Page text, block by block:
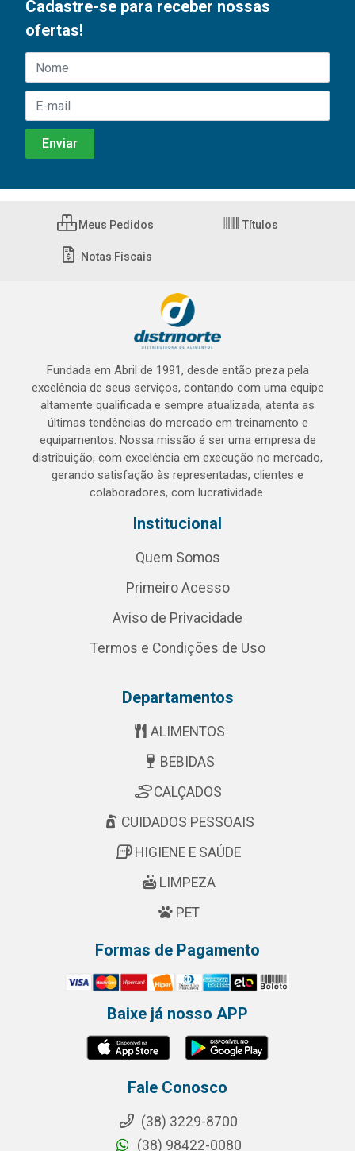
Cadastre-se para receber nossas
ofertas!
Meus Pedidos Títulos
Notas Fiscais
Fundada em Abril de 1991, desde então preza pela
excelência de seus serviços, contando com uma equipe
altamente qualificada e sempre atualizada, atenta as
últimas tendências do mercado em treinamento e
equipamentos. Nossa missão é ser uma empresa de
distribuição, com excelência em execução no mercado,
gerando satisfação às representadas, clientes e
colaboradores, com lucratividade.
Institucional
Quem Somos
Primeiro Acesso
Aviso de Privacidade
Termos e Condições de Uso
Departamentos
ALIMENTOS
BEBIDAS
CALÇADOS
CUIDADOS PESSOAIS
HIGIENE E SAÚDE
LIMPEZA
PET
Formas de Pagamento
Baixe já nosso APP
Fale Conosco
(38) 3229-8700
(38) 98422-0080